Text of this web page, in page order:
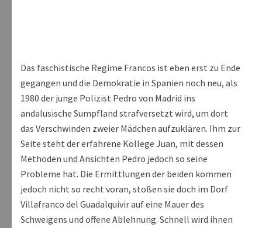
Das faschistische Regime Francos ist eben erst zu Ende
gegangen und die Demokratie in Spanien noch neu, als
1980 der junge Polizist Pedro von Madrid ins
andalusische Sumpfland strafversetzt wird, um dort
das Verschwinden zweier Mädchen aufzuklären. Ihm zur
Seite steht der erfahrene Kollege Juan, mit dessen
Methoden und Ansichten Pedro jedoch so seine
Probleme hat. Die Ermittlungen der beiden kommen
jedoch nicht so recht voran, stoßen sie doch im Dorf
Villafranco del Guadalquivir auf eine Mauer des
Schweigens und offene Ablehnung. Schnell wird ihnen